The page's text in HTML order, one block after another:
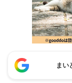
まい